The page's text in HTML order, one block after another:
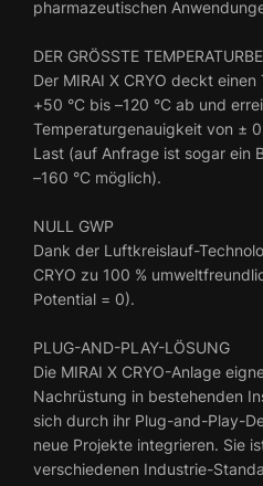
pharmazeutischen
DER GRÖSSTE
Der MIRAI X CRYO deckt
+50 °C bis –120 °C ab und
Temperaturgenauigkeit von ±
Last (auf Anfrage ist sogar ein
–160 °C möglich).
NULL GWP
Dank der Luftkreislauf-
CRYO zu 100 %
Potential = 0).
PLUG-AND-PLAY-LÖSUNG
Die MIRAI X CRYO-Anlage
Nachrüstung in bestehenden
sich durch ihr Plug-and-Play-
neue Projekte integrieren. Sie
verschiedenen Industrie-